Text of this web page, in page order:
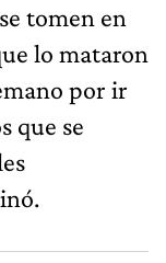
tomen en
lo mataron
por ir
que se